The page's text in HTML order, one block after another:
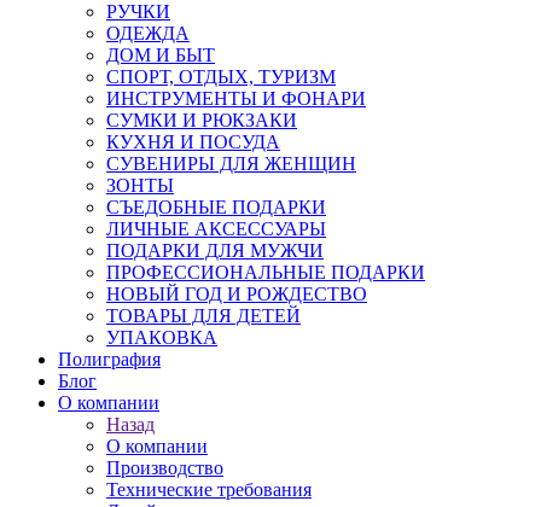
РУЧКИ
ОДЕЖДА
ДОМ И БЫТ
СПОРТ, ОТДЫХ, ТУРИЗМ
ИНСТРУМЕНТЫ И ФОНАРИ
СУМКИ И РЮКЗАКИ
КУХНЯ И ПОСУДА
СУВЕНИРЫ ДЛЯ ЖЕНЩИН
ЗОНТЫ
СЪЕДОБНЫЕ ПОДАРКИ
ЛИЧНЫЕ АКСЕССУАРЫ
ПОДАРКИ ДЛЯ МУЖЧИ
ПРОФЕССИОНАЛЬНЫЕ ПОДАРКИ
НОВЫЙ ГОД И РОЖДЕСТВО
ТОВАРЫ ДЛЯ ДЕТЕЙ
УПАКОВКА
Полиграфия
Блог
О компании
Назад
О компании
Производство
Технические требования